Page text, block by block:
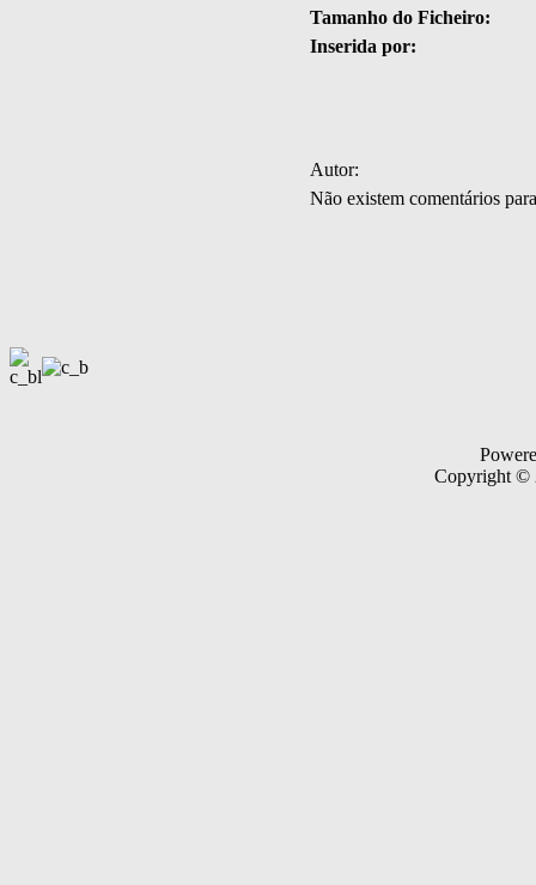
Tamanho do Ficheiro:
Inserida por:
Autor:
Não existem comentários
Copyright ©